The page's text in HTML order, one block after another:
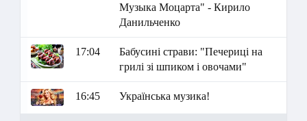
Музыка Моцарта" - Кирило
Данильченко
17:04
Бабусині страви: "Печериці на
грилі зі шпиком і овочами"
16:45 Українська музика!